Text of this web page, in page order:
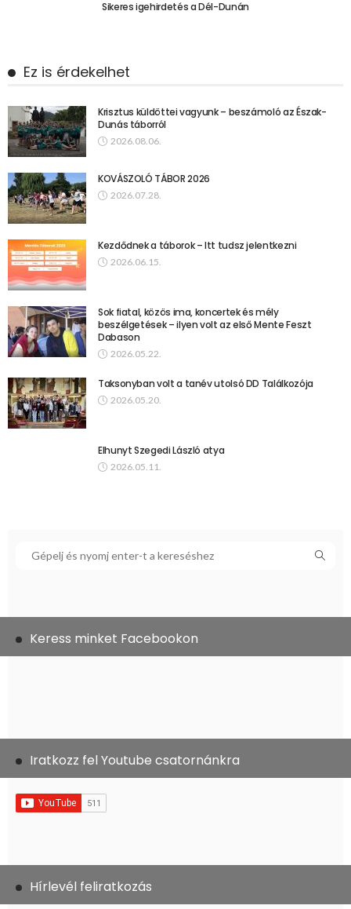
Sikeres igehirdetés a Dél-Dunán
Ez is érdekelhet
Krisztus küldöttei vagyunk – beszámoló az Észak-
Dunás táborról
2026.08.06.
KOVÁSZOLÓ TÁBOR 2026
2026.07.28.
Kezdődnek a táborok – Itt tudsz jelentkezni
2026.06.15.
Sok fiatal, közös ima, koncertek és mély
beszélgetések – ilyen volt az első Mente Feszt
Dabason
2026.05.22.
Taksonyban volt a tanév utolsó DD Találkozója
2026.05.20.
Elhunyt Szegedi László atya
2026.05.11.
Keress minket Facebookon
Iratkozz fel Youtube csatornánkra
Hírlevél feliratkozás